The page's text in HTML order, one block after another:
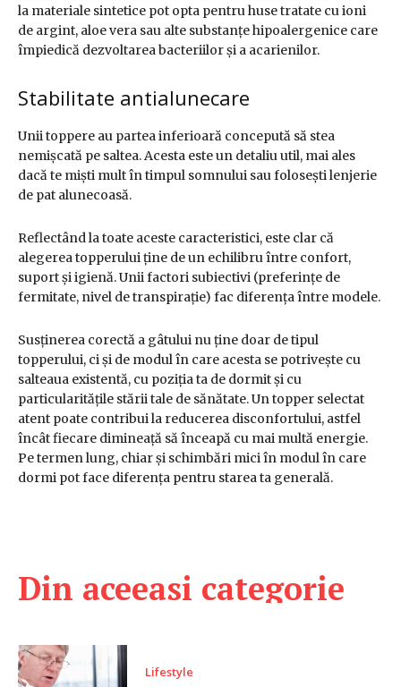
Din aceeasi categorie
Lifestyle
la materiale sintetice pot opta pentru huse tratate cu ioni
de argint, aloe vera sau alte substanțe hipoalergenice care
împiedică dezvoltarea bacteriilor și a acarienilor.
Stabilitate antialunecare
Unii toppere au partea inferioară concepută să stea
nemișcată pe saltea. Acesta este un detaliu util, mai ales
dacă te miști mult în timpul somnului sau folosești lenjerie
de pat alunecoasă.
Reflectând la toate aceste caracteristici, este clar că
alegerea topperului ține de un echilibru între confort,
suport și igienă. Unii factori subiectivi (preferințe de
fermitate, nivel de transpirație) fac diferența între modele.
Susținerea corectă a gâtului nu ține doar de tipul
topperului, ci și de modul în care acesta se potrivește cu
salteaua existentă, cu poziția ta de dormit și cu
particularitățile stării tale de sănătate. Un topper selectat
atent poate contribui la reducerea disconfortului, astfel
încât fiecare dimineață să înceapă cu mai multă energie.
Pe termen lung, chiar și schimbări mici în modul în care
dormi pot face diferența pentru starea ta generală.